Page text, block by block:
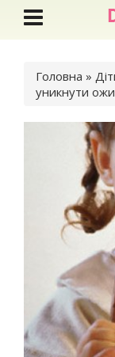
Ви є тут
Головна »
уникнути